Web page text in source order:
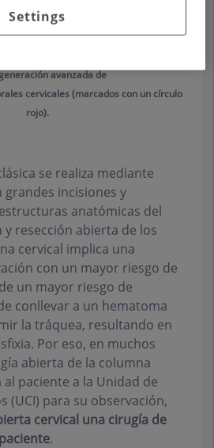
avanzada de
cervicales (marcados con un círculo
rojo).
se realiza mediante
incisiones y
anatómicas del
y resección abierta de los
cervical implica una
con un mayor riesgo de
un mayor riesgo de
conllevar a un hematoma
la tráquea, resultando en
Por eso, en muchos
abierta de la columna
paciente a la Unidad de
(UCI) para su observación,
cervical una cirugía de
.
Settings